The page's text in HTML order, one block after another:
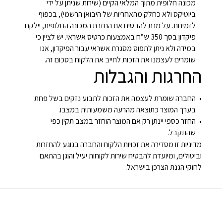
מכונה חלופית מתוך המלאי הקיים (שירות שניתן על ידי
ביוטיקס ולא כחלק מהאחריות של היבואן הרשמי), בכפוף
לזמינות. על מנת להבטיח את החזרת המכונה החלופית, יילקח
פיקדון בסך 350 ש”ח באמצעות כרטיס אשראי. יש לציין כי
במידה ולא ניתן לתפוס מסגרת אשראי עבור הפיקדון, אנו
שומרים לעצמנו את הזכות לחייב את הלקוח בסכום זה.
החרגות והגבלות
החברה שומרת לעצמה את הזכות לתבוע נזקים בשל פחת
בערך המוצר כתוצאה מהרעה משמעותית במצבו.
החזר כספי יינתן רק אם המוצר הוחזר במצב תקין כפי
שהתקבל.
מדיניות זו מסדירה את זכויות הלקוח והחברה בנוגע להחזרות
וביטולים, ומיועדת להבטיח שירות לקוחות יעיל והוגן בהתאם
לחוקי הגנת הצרכן בישראל.